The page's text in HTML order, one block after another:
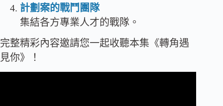
計劃案的戰鬥團隊
集結各方專業人才的戰隊。
完整精彩內容邀請您一起收聽本集《轉角遇
見你》！